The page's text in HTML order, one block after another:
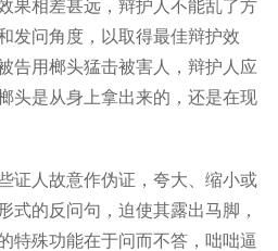
果相差甚远，辩护人不能乱了方
发问角度，以取得最佳辩护效
告用榔头猛击被害人，辩护人应
头是从身上拿出来的，还是在现
人故意作伪证，夸大、缩小或
式的反问句，迫使其露出马脚，
特殊功能在于问而不答，咄咄逼